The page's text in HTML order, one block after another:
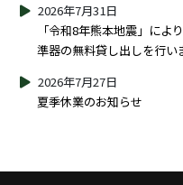
「令和8年熊本地震」によ
準器の無料貸し出しを行い
2026年7月31日
夏季休業のお知らせ
2026年7月27日